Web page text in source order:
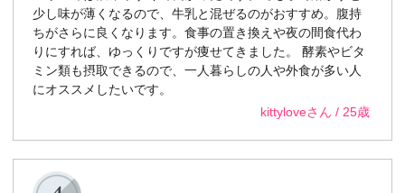
少し味が薄くなるので、牛乳と混ぜるのがおすすめ。腹持
ちがさらに良くなります。食事の置き換えや夜の間食代わ
りにすれば、ゆっくりですが痩せてきました。 酵素やビタ
ミン類も摂取できるので、一人暮らしの人や外食が多い人
にオススメしたいです。
kittyloveさん / 25歳